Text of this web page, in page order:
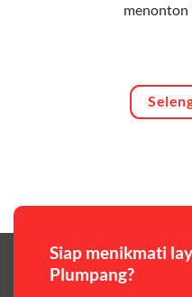
dalam satu pembayaran.
Hemat biaya dengan
premium,berikut ulasan
Paket Easy
menonton
Siap menikmati
Plumpang?